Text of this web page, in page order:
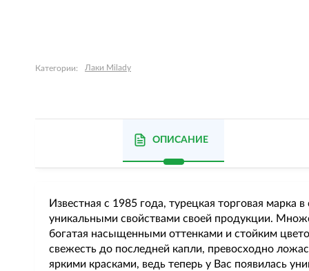
Категории: Лаки Milady
ОПИСАНИЕ
Известная с 1985 года, турецкая торговая
уникальными свойствами своей продукции.
богатая насыщенными оттенками и стойким
свежесть до последней капли, превосходно
яркими красками, ведь теперь у Вас появилась